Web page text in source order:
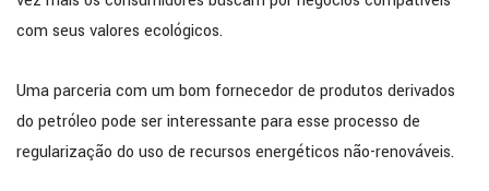
com seus valores ecológicos.
Uma parceria com um bom fornecedor de produtos derivados
do petróleo pode ser interessante para esse processo de
regularização do uso de recursos energéticos não-renováveis.